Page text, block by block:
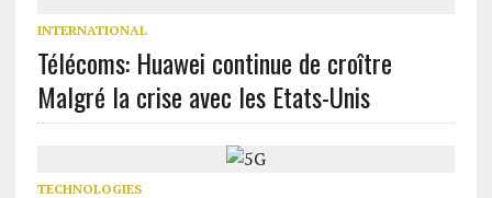
INTERNATIONAL
Télécoms: Huawei continue de croître
Malgré la crise avec les Etats-Unis
TECHNOLOGIES